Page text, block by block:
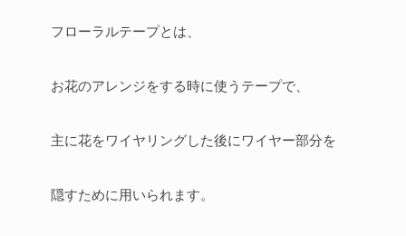
フローラルテープとは、
お花のアレンジをする時に使うテープで、
主に花をワイヤリングした後にワイヤー部分を
隠すために用いられます。